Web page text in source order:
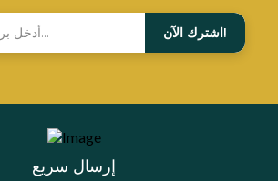
اشترك الآن!
إرسال سريع